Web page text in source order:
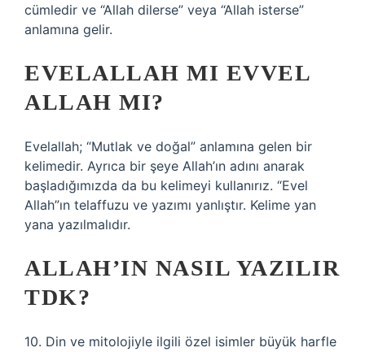
cümledir ve “Allah dilerse” veya “Allah isterse”
anlamına gelir.
EVELALLAH MI EVVEL
ALLAH MI?
Evelallah; “Mutlak ve doğal” anlamına gelen bir
kelimedir. Ayrıca bir şeye Allah’ın adını anarak
başladığımızda da bu kelimeyi kullanırız. “Evel
Allah”ın telaffuzu ve yazımı yanlıştır. Kelime yan
yana yazılmalıdır.
ALLAH’IN NASIL YAZILIR
TDK?
10. Din ve mitolojiyle ilgili özel isimler büyük harfle